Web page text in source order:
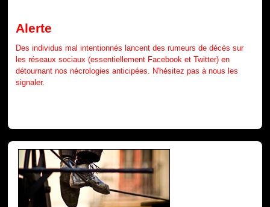
Alerte
Des individus mal intentionnés lancent des rumeurs de décès sur
les réseaux sociaux (essentiellement Facebook et Twitter) en
détournant nos nécrologies anticipées. N'hésitez pas à nous les
signaler.